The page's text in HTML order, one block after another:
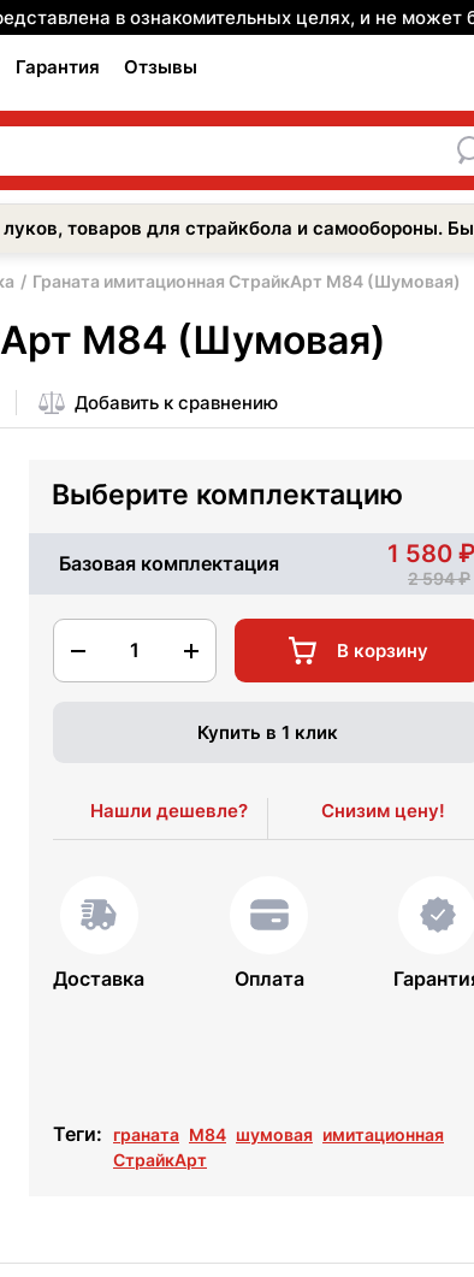
в ознакомительных целях, и не
Гарантия Отзывы
товаров для страйкбола и самообороны.
Граната имитационная СтрайкАрт М84 (Шумовая)
М84 (Шумовая)
Добавить к сравнению
Выберите комплектацию
Базовая комплектация 1 580
2 594
1 В корзину
Купить в 1 клик
Нашли дешевле? Снизим цену!
Доставка Оплата
Теги: граната М84 шумовая имитационная
СтрайкАрт